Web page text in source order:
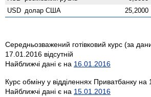
USD долар США 25,2000
Середньозважений готівковий курс (за
17.01.2016 відсутній
Найближчі дані є на 16.01.2016
Курс обміну у відділеннях Приватбанку на
Найближчі дані є на 15.01.2016